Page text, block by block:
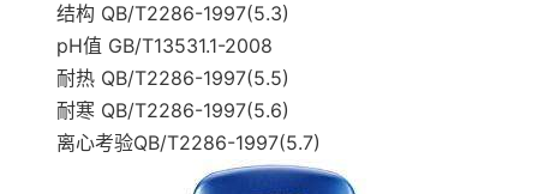
结构 QB/T2286-1997(5.3)
pH值 GB/T13531.1-2008
耐热 QB/T2286-1997(5.5)
耐寒 QB/T2286-1997(5.6)
离心考验QB/T2286-1997(5.7)